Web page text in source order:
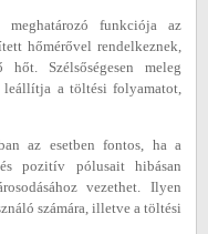
funkciója az
hőmérővel rendelkeznek,
Szélsőségesen meleg
leállítja a töltési folyamatot,
az esetben fontos, ha a
pozitív pólusait hibásan
vezethet. Ilyen
számára, illetve a töltési